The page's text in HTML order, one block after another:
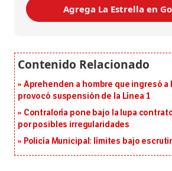
Agrega La Estrella en
Aprehenden a hombre que ingresó a
provocó suspensión de la Línea 1
Contraloría pone bajo la lupa
por posibles irregularidades
Policía Municipal: límites bajo